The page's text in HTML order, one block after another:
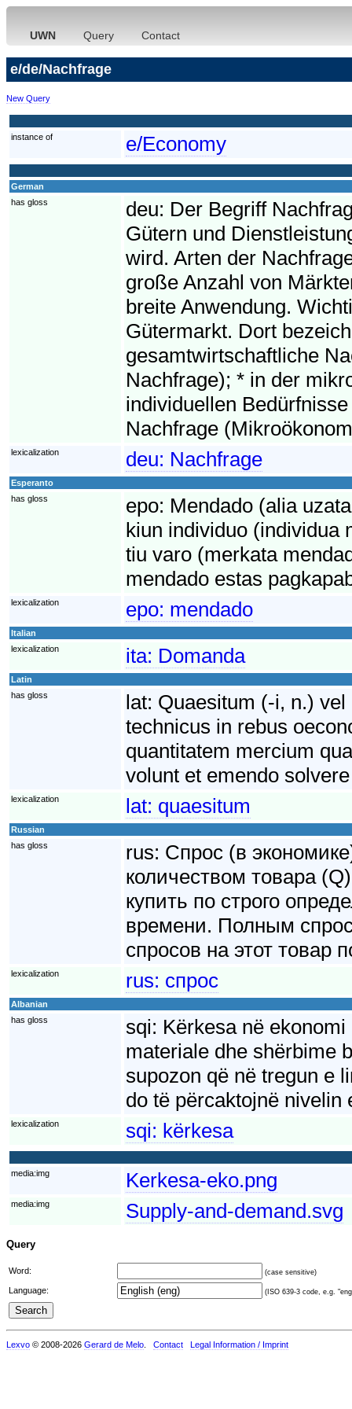
UWN Query Contact
e/de/Nachfrage
New Query
instance of e/Economy
German
has gloss
deu: Der Begriff
Gütern und
wird. Arten der
große Anzahl von
breite Anwendung.
Gütermarkt. Dort
gesamtwirtschaftliche
Nachfrage); * in der
individuellen
Nachfrage
lexicalization deu: Nachfrage
Esperanto
has gloss
epo: Mendado (alia
kiun individuo (individua
tiu varo (merkata
mendado estas
lexicalization epo: mendado
Italian
lexicalization
ita: Domanda
Latin
has gloss
lat: Quaesitum (-i, n.)
technicus in rebus
quantitatem mercium
volunt et emendo
lexicalization lat: quaesitum
Russian
has gloss
rus: Спрос (в
количеством товара
купить по строго
времени. Полным
спросов на этот товар
lexicalization rus: спрос
Albanian
has gloss
sqi: Kërkesa në
materiale dhe shërbime
supozon që në tregun e
do të përcaktojnë nivelin
lexicalization sqi: kërkesa
media:img Kerkesa-eko.png
media:img Supply-and-demand.svg
Query
Word: (case sensitive)
Language: (ISO 639-3 code, e.g.
Lexvo © 2008-2026 Gerard de Melo Contact Legal Information / Imprint